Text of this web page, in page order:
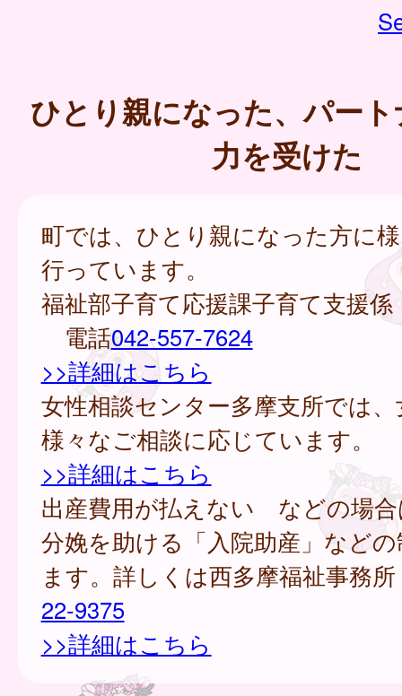
ひとり親になった、パー
力を受けた
町では、ひとり親になった方に
行っています。
福祉部子育て応援課子育て支援係
電話042-557-7624
>>詳細はこちら
女性相談センター多摩支所では
様々なご相談に応じています。
>>詳細はこちら
出産費用が払えない などの場合
分娩を助ける「入院助産」など
ます。詳しくは西多摩福祉事務
22-9375
>>詳細はこちら